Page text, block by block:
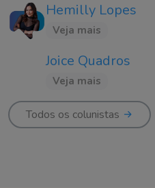
Hemilly Lopes
Veja mais
Joice Quadros
Veja mais
Todos os colunistas